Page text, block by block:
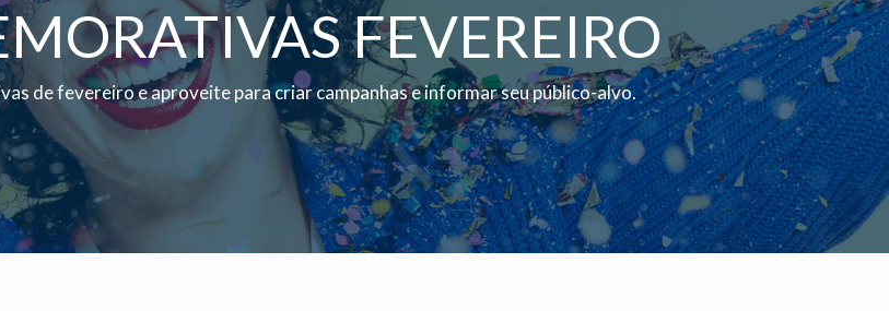
FEVEREIRO
de fevereiro e aproveite para criar campanhas e informar seu público-alvo.